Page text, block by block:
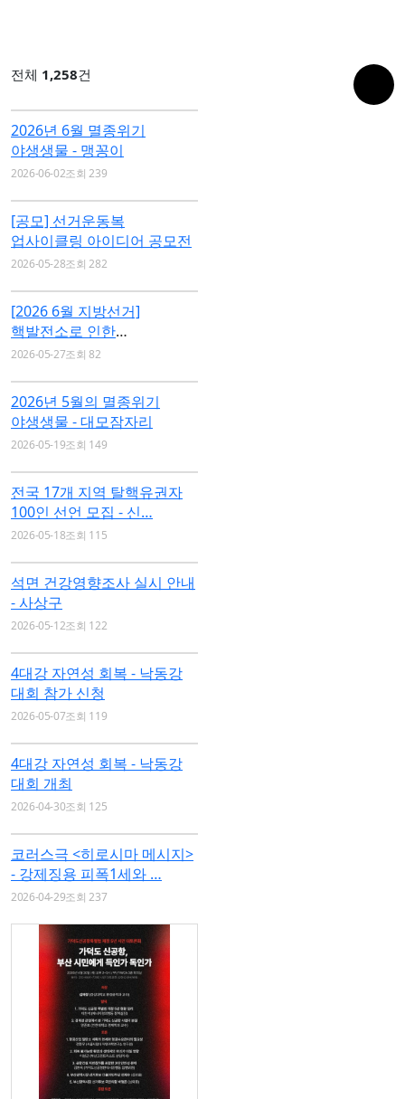
전체 1,258건
2026년 6월 멸종위기
야생생물 - 맹꽁이
2026-06-02조회 239
[공모] 선거운동복
업사이클링 아이디어 공모전
2026-05-28조회 282
[2026 6월 지방선거]
핵발전소로 인한
위협으로부터…
2026-05-27조회 82
2026년 5월의 멸종위기
야생생물 - 대모잠자리
2026-05-19조회 149
전국 17개 지역 탈핵유권자
100인 선언 모집 - 신…
2026-05-18조회 115
석면 건강영향조사 실시 안내
- 사상구
2026-05-12조회 122
4대강 자연성 회복 - 낙동강
대회 참가 신청
2026-05-07조회 119
4대강 자연성 회복 - 낙동강
대회 개최
2026-04-30조회 125
코러스극 <히로시마 메시지>
- 강제징용 피폭1세와 …
2026-04-29조회 237